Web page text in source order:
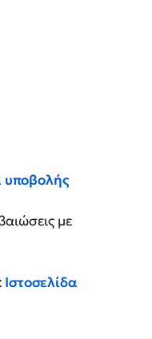
με
Ιστοσελίδα